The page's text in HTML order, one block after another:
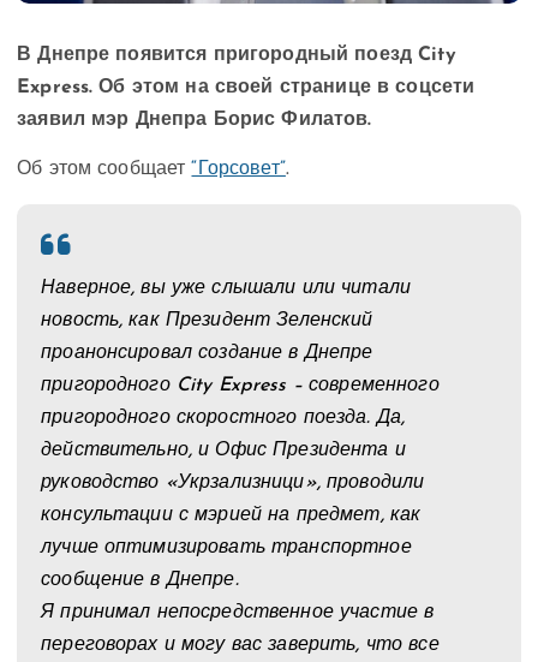
В Днепре появится пригородный поезд City
Express. Об этом на своей странице в соцсети
заявил мэр Днепра Борис Филатов.
Об этом сообщает“Горсовет”.
Наверное, вы уже слышали или читали
новость, как Президент Зеленский
проанонсировал создание в Днепре
пригородного City Express – современного
пригородного скоростного поезда. Да,
действительно, и Офис Президента и
руководство «Укрзализници», проводили
консультации с мэрией на предмет, как
лучше оптимизировать транспортное
сообщение в Днепре.
Я принимал непосредственное участие в
переговорах и могу вас заверить, что все